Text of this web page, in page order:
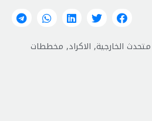
متحدث الخارجية, الاكراد, مخططات